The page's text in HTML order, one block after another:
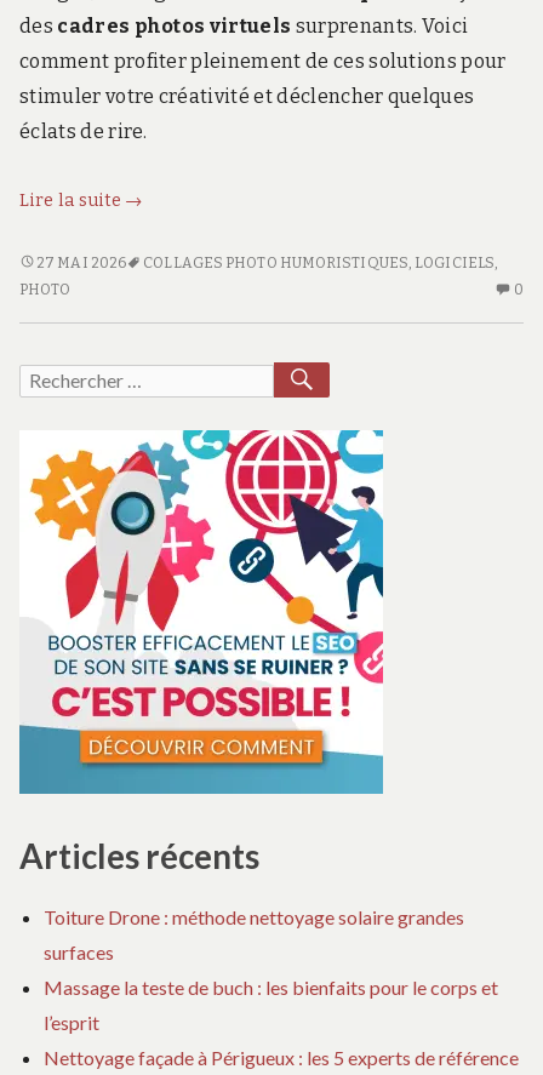
des cadres photos virtuels surprenants. Voici
comment profiter pleinement de ces solutions pour
stimuler votre créativité et déclencher quelques
éclats de rire.
Lire la suite
Les
logiciels
retouche
des
photo
humoristiques
→
LES
MEILLEURS
RETOUCHE
POUR
COLLAGES
PHOTO
HUMORISTIQUES
27 MAI 2026 COLLAGES PHOTO HUMORISTIQUES LOGICIELS
PHOTO
0
Recherche
Articles récents
Toiture Drone : méthode nettoyage solaire grandes
surfaces
Massage la teste de buch : les bienfaits pour le corps et
l’esprit
Nettoyage façade à Périgueux : les 5 experts de référence